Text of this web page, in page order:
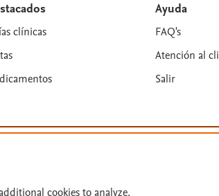
clínicas
Ayuda
FAQ's
Atención al
Salir
cookies to analyze,